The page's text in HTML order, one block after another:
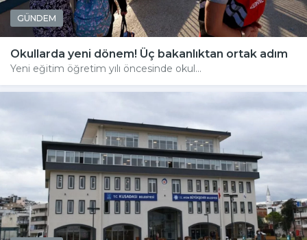
GÜNDEM
Okullarda yeni dönem! Üç bakanlıktan ortak adım
Yeni eğitim öğretim yılı öncesinde okul...